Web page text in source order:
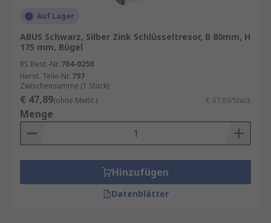
Auf Lager
ABUS Schwarz, Silber Zink Schlüsseltresor, B 80mm, H
175 mm, Bügel
RS Best.-Nr. 704-0250
Herst. Teile-Nr. 797
Zwischensumme (1 Stück)
€ 47,89(ohne MwSt.) € 47,89/Stück
Menge
Hinzufügen
Datenblätter